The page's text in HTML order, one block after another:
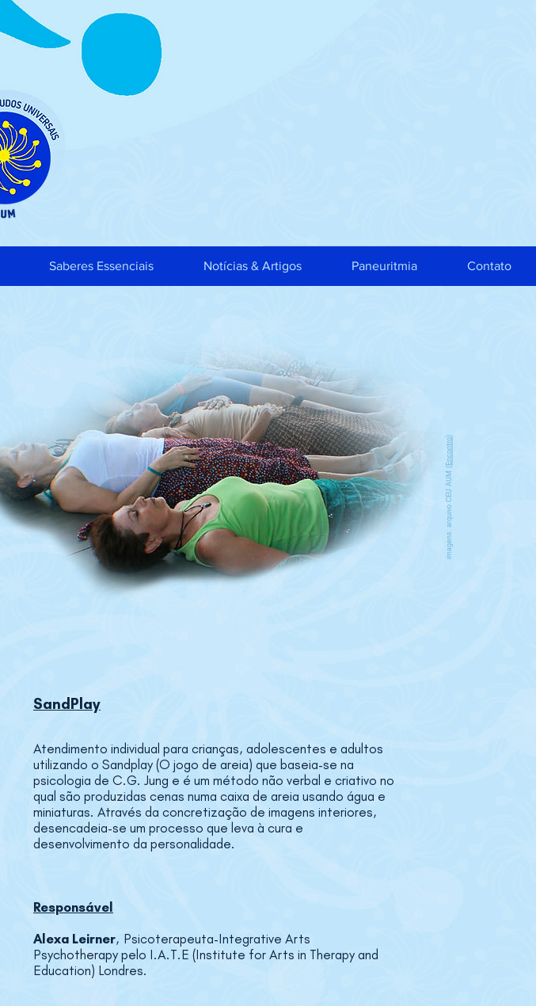
Saberes Essenciais Notícias & Artigos Paneuritmia Contato
SandPlay
Atendimento individual para crianças, adolescentes e adultos
utilizando o Sandplay (O jogo de areia) que baseia-se na
psicologia de C.G. Jung e é um método não verbal e criativo no
qual são produzidas cenas numa caixa de areia usando água e
miniaturas. Através da concretização de imagens interiores,
desencadeia-se um processo que leva à cura e
desenvolvimento da personalidade.
Responsável
Alexa Leirner, Psicoterapeuta-Integrative Arts
Psychotherapy pelo I.A.T.E (Institute for Arts in Therapy and
Education) Londres.
imagens: arquivo CEU AUM (
Encontro
)